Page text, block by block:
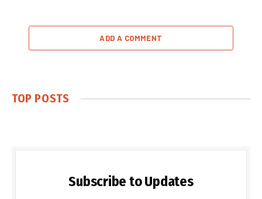
ADD A COMMENT
TOP POSTS
Subscribe to Updates